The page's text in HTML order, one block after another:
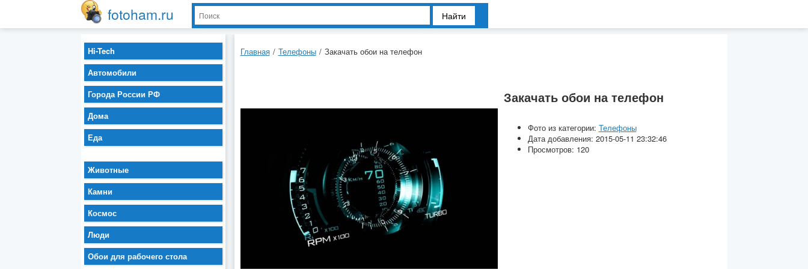
fotoham.ru Найти
Главная / Телефоны / Закачать обои на телефон
Закачать обои на телефон
Фото из категории: Телефоны
Дата добавления: 2015-05-11 23:32:46
Просмотров: 120
Hi-Tech
Автомобили
Города России РФ
Дома
Еда
Животные
Камни
Космос
Люди
Обои для рабочего стола